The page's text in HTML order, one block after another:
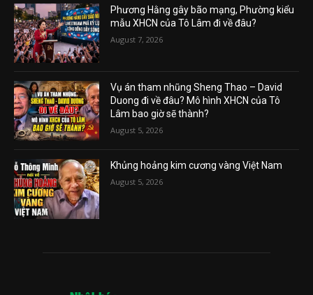
Phương Hằng gây bão mạng, Phường kiểu
mẫu XHCN của Tô Lâm đi về đâu?
August 7, 2026
Vụ án tham nhũng Sheng Thao – David
Duong đi về đâu? Mô hình XHCN của Tô
Lâm bao giờ sẽ thành?
August 5, 2026
Khủng hoảng kim cương vàng Việt Nam
August 5, 2026